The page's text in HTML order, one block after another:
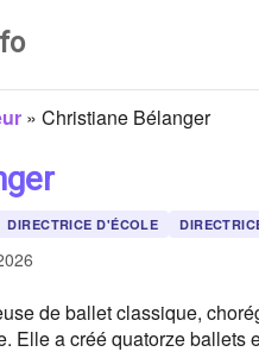
» Christiane Bélanger
DIRECTRICE D'ÉCOLE
de ballet classique,
Elle a créé quatorze ballets